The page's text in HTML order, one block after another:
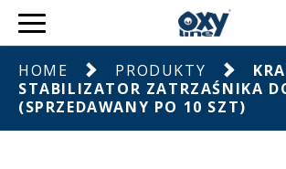
HOME PRODUKTY
STABILIZATOR ZATRZAŚNIKA
(SPRZEDAWANY PO 10 SZT)